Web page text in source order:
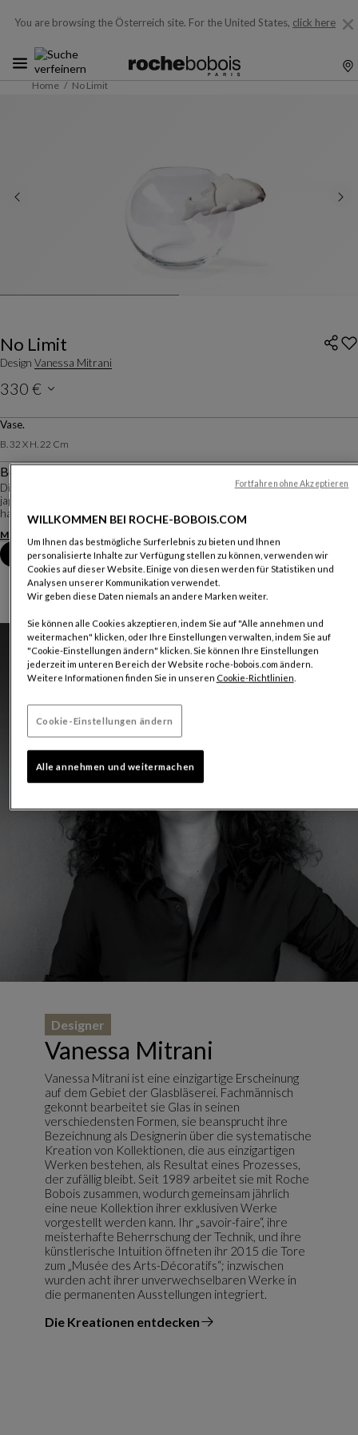
You are browsing the Österreich site. For the United States, click here
Home No Limit
No Limit
Design Vanessa Mitrani
330 €
Vase.
B. 32 X H. 22 Cm
Beschreibung
Die Vasenkollektion No Limit lässt uns mit ihren Porzellanfischen in ein
japanisches Universum eintauchen, das sich Vanessa Mitrani ausgedacht
hat.
Mehr anzeigen Produktinformationen herunterladen
Termin im Geschäft vereinbaren
Vanessa Mitrani
Designer
Vanessa Mitrani ist eine einzigartige Erscheinung
auf dem Gebiet der Glasbläserei. Fachmännisch
gekonnt bearbeitet sie Glas in seinen
verschiedensten Formen, sie beansprucht ihre
Bezeichnung als Designerin über die systematische
Kreation von Kollektionen, die aus einzigartigen
Werken bestehen, als Resultat eines Prozesses,
der zufällig bleibt. Seit 1989 arbeitet sie mit Roche
Bobois zusammen, wodurch gemeinsam jährlich
eine neue Kollektion ihrer exklusiven Werke
vorgestellt werden kann. Ihr „savoir-faire“, ihre
meisterhafte Beherrschung der Technik, und ihre
künstlerische Intuition öffneten ihr 2015 die Tore
zum „Musée des Arts-Décoratifs“; inzwischen
wurden acht ihrer unverwechselbaren Werke in
die permanenten Ausstellungen integriert.
Die Kreationen entdecken
vom Designer
WILLKOMMEN BEI ROCHE-BOBOIS.COM
Um Ihnen das bestmögliche Surferlebnis zu bieten und Ihnen
personalisierte Inhalte zur Verfügung stellen zu können, verwenden wir
Cookies auf dieser Website. Einige von diesen werden für Statistiken und
Analysen unserer Kommunikation verwendet.
Wir geben diese Daten niemals an andere Marken weiter.
Sie können alle Cookies akzeptieren, indem Sie auf "Alle annehmen und
weitermachen" klicken, oder Ihre Einstellungen verwalten, indem Sie auf
"Cookie-Einstellungen ändern" klicken. Sie können Ihre Einstellungen
jederzeit im unteren Bereich der Website roche-bobois.com ändern.
Weitere Informationen finden Sie in unseren Cookie-Richtlinien
Cookie-Einstellungen ändern
Alle annehmen und weitermachen
Fortfahren ohne Akzeptieren